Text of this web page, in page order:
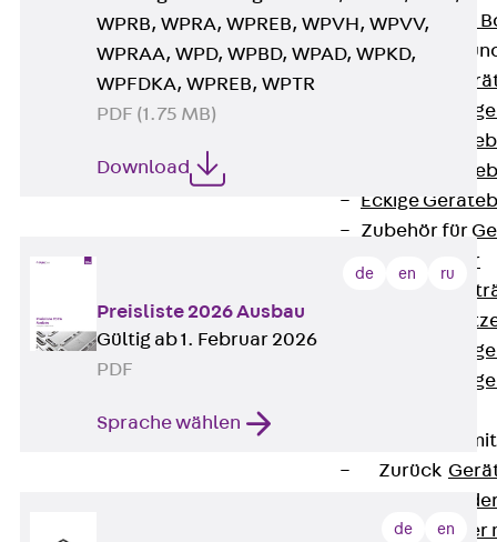
Nivellierbare
Gerätebecher
Runde
Eckige
Eckige
Zubehör für
Geräteträger
Gerätebecher
Zurück
Gerätebecher
WPRB, WPRA, WPREB, WPVH, WPVV,
WPRAA, WPD, WPBD, WPAD, WPKD,
WPFDKA, WPREB, WPTR
PDF (1.75 MB)
Download
de en ru
Preisliste 2026 Ausbau
Gültig ab 1. Februar 2026
PDF
Sprache wählen
de en